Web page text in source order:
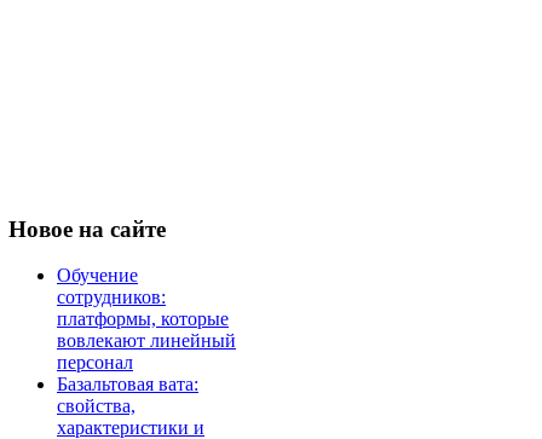
Новое на сайте
Обучение
сотрудников:
платформы, которые
вовлекают линейный
персонал
Базальтовая вата:
свойства,
характеристики и